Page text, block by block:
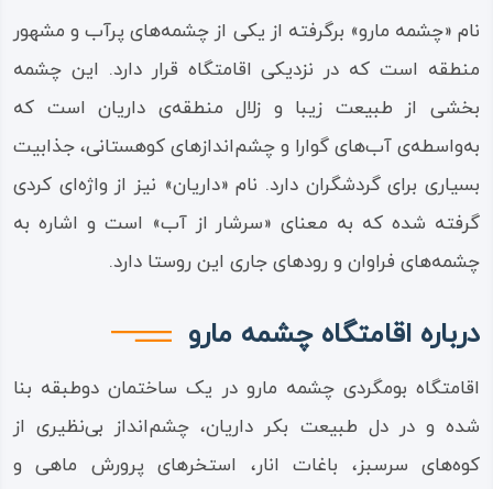
نام «چشمه مارو» برگرفته از یکی از چشمه‌های پرآب و مشهور
منطقه است که در نزدیکی اقامتگاه قرار دارد. این چشمه
بخشی از طبیعت زیبا و زلال منطقه‌ی داریان است که
به‌واسطه‌ی آب‌های گوارا و چشم‌اندازهای کوهستانی، جذابیت
بسیاری برای گردشگران دارد. نام «داریان» نیز از واژه‌ای کردی
گرفته شده که به معنای «سرشار از آب» است و اشاره به
چشمه‌های فراوان و رودهای جاری این روستا دارد.
درباره اقامتگاه چشمه مارو
اقامتگاه بومگردی چشمه مارو در یک ساختمان دوطبقه بنا
شده و در دل طبیعت بکر داریان، چشم‌انداز بی‌نظیری از
کوه‌های سرسبز، باغات انار، استخرهای پرورش ماهی و